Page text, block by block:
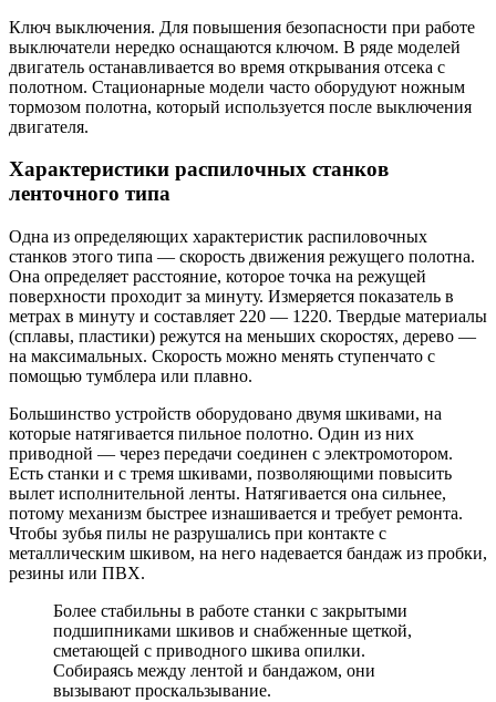
Ключ выключения. Для повышения безопасности при работе
выключатели нередко оснащаются ключом. В ряде моделей
двигатель останавливается во время открывания отсека с
полотном. Стационарные модели часто оборудуют ножным
тормозом полотна, который используется после выключения
двигателя.
Характеристики распилочных станков
ленточного типа
Одна из определяющих характеристик распиловочных
станков этого типа — скорость движения режущего полотна.
Она определяет расстояние, которое точка на режущей
поверхности проходит за минуту. Измеряется показатель в
метрах в минуту и составляет 220 — 1220. Твердые материалы
(сплавы, пластики) режутся на меньших скоростях, дерево —
на максимальных. Скорость можно менять ступенчато с
помощью тумблера или плавно.
Большинство устройств оборудовано двумя шкивами, на
которые натягивается пильное полотно. Один из них
приводной — через передачи соединен с электромотором.
Есть станки и с тремя шкивами, позволяющими повысить
вылет исполнительной ленты. Натягивается она сильнее,
потому механизм быстрее изнашивается и требует ремонта.
Чтобы зубья пилы не разрушались при контакте с
металлическим шкивом, на него надевается бандаж из пробки,
резины или ПВХ.
Более стабильны в работе станки с закрытыми
подшипниками шкивов и снабженные щеткой,
сметающей с приводного шкива опилки.
Собираясь между лентой и бандажом, они
вызывают проскальзывание.